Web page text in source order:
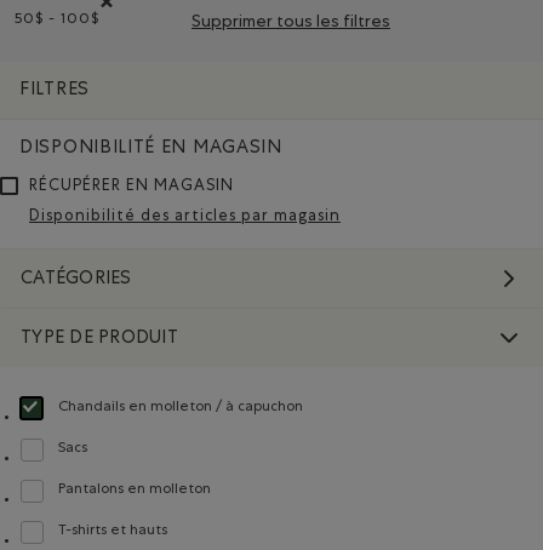
50$ - 100$
Supprimer le filtre Classé selon Gamme de prix : 50$ - 100$
Supprimer tous les filtres
FILTRES
DISPONIBILITÉ EN MAGASIN
RÉCUPÉRER EN MAGASIN
Disponibilité des articles par magasin
CATÉGORIES
TYPE DE PRODUIT
Chandails en molleton / à capuchon
Choisir Classé selon Type de produit : Chandails en molleton / à
Sacs
Classer selon Type de produit : Sacs(Bags)
Pantalons en molleton
Classer selon Type de produit : Pantalons en molleton(Sweatpants)
T-shirts et hauts
Classer selon Type de produit : T-shirts et hauts(T-shirts & Tops)